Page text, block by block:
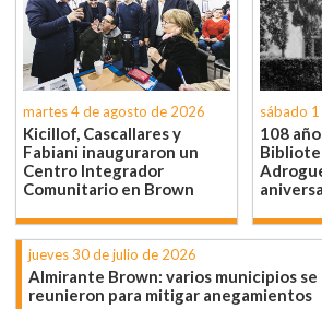
martes 4 de agosto de 2026
Kicillof, Cascallares y
Fabiani inauguraron un
Centro Integrador
Comunitario en Brown
sábado
108
jueves 30 de julio de 2026
Almirante Brown: varios municipios se
reunieron para mitigar anegamientos